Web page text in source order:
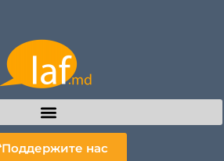
Поддержите нас